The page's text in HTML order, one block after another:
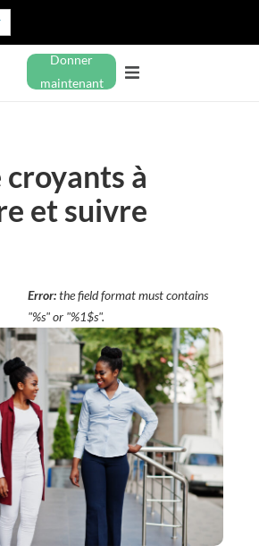
Donner
maintenant
à
et suivre
Error:the field format must contains
"%s" or "%1$s".